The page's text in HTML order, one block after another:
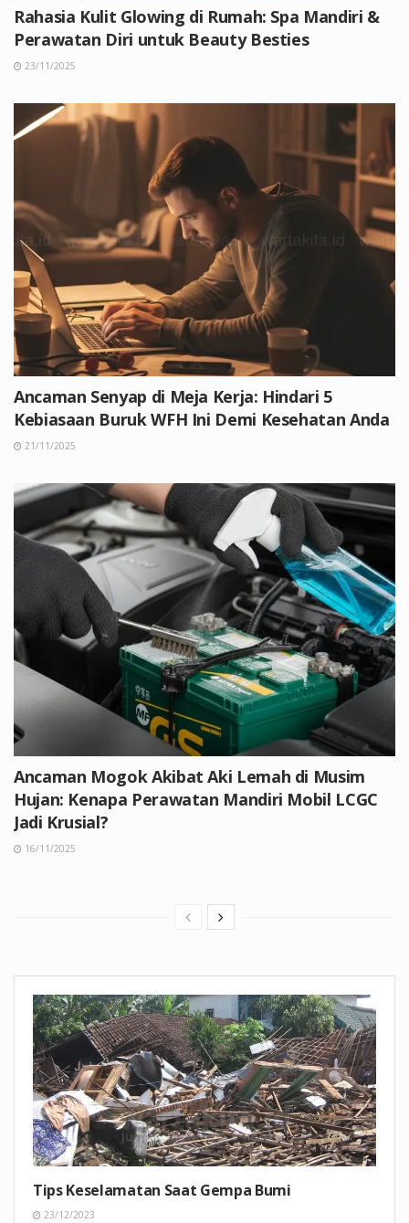
Rahasia Kulit Glowing di Rumah: Spa Mandiri &
Perawatan Diri untuk Beauty Besties
23/11/2025
Ancaman Senyap di Meja Kerja: Hindari 5
Kebiasaan Buruk WFH Ini Demi Kesehatan Anda
21/11/2025
Ancaman Mogok Akibat Aki Lemah di Musim
Hujan: Kenapa Perawatan Mandiri Mobil LCGC
Jadi Krusial?
16/11/2025
Tips Keselamatan Saat Gempa Bumi
23/12/2023